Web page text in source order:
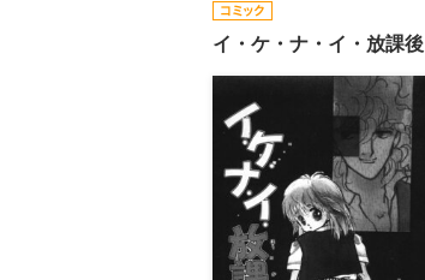
イ・ケ・ナ・イ・放課後